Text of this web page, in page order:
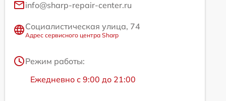
info@sharp-repair-center.ru
Социалистическая улица, 74
Адрес сервисного центра Sharp
Режим работы:
Ежедневно с 9:00 до 21:00